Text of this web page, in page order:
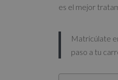
es el mejor
Matricúlate
paso a tu